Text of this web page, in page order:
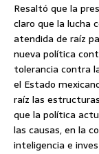
Resaltó que la
claro que la lucha
atendida de raíz
nueva política
tolerancia contra
el Estado
raíz las
que la política
las causas, en la
inteligencia e